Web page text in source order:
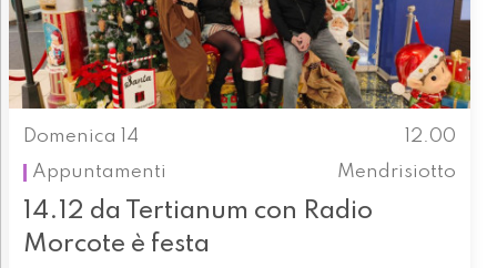
Domenica 14
12.00
Appuntamenti
Mendrisiotto
14.12 da Tertianum con Radio
Morcote è festa